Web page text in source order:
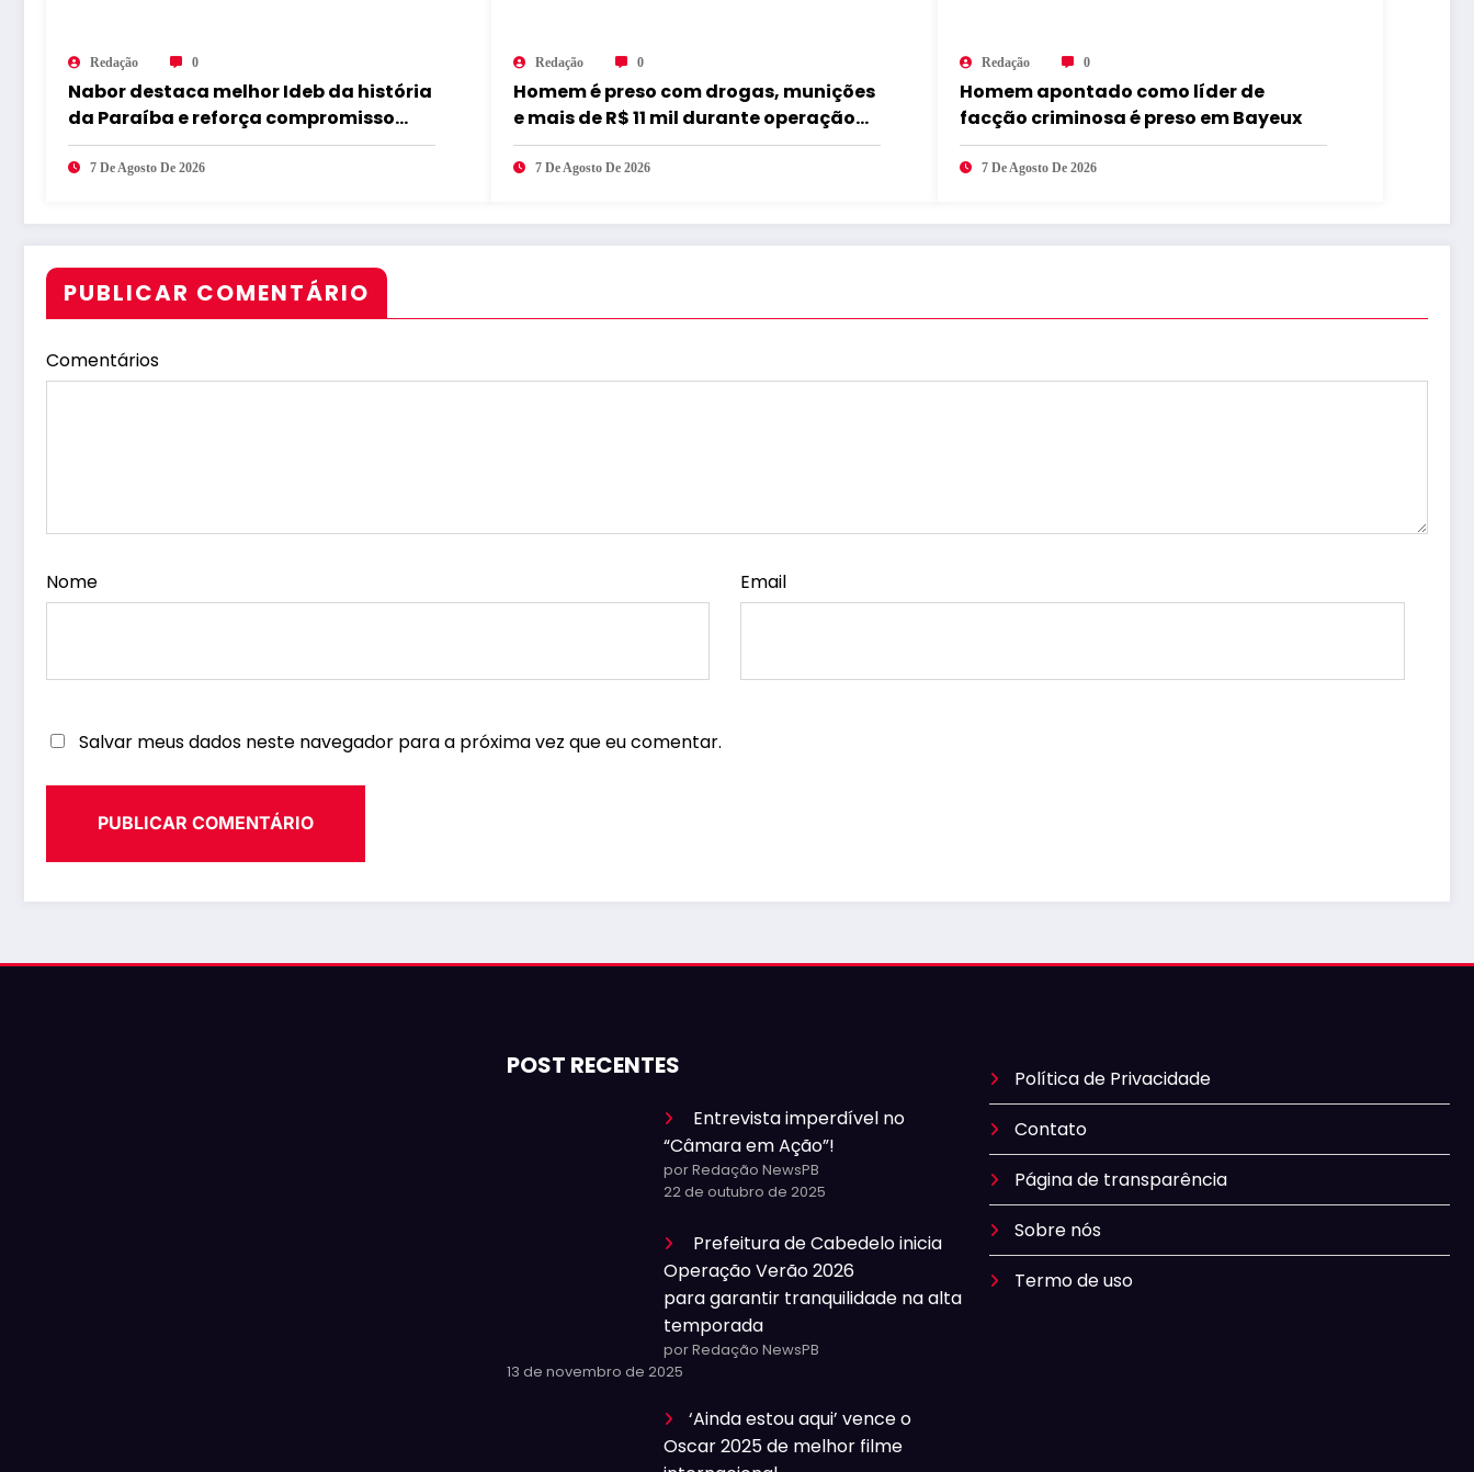
Redação 0
Nabor destaca melhor Ideb da história
da Paraíba e reforça compromisso
com educação de qualidade
7 De Agosto De 2026
Redação 0
Homem é preso com drogas, munições
e mais de R$ 11 mil durante operação
em Marcação
7 De Agosto De 2026
Redação 0
Homem apontado como líder de
facção criminosa é preso em Bayeux
7 De Agosto De 2026
PUBLICAR COMENTÁRIO
Comentários
Nome Email
Salvar meus dados neste navegador para a próxima vez que eu comentar.
POST RECENTES
Entrevista imperdível no
“Câmara em Ação”!
por Redação NewsPB
22 de outubro de 2025
Prefeitura de Cabedelo inicia
Operação Verão 2026
para garantir tranquilidade na alta
temporada
por Redação NewsPB
13 de novembro de 2025
‘Ainda estou aqui’ vence o
Oscar 2025 de melhor filme
Política de Privacidade
Contato
Página de transparência
Sobre nós
Termo de uso